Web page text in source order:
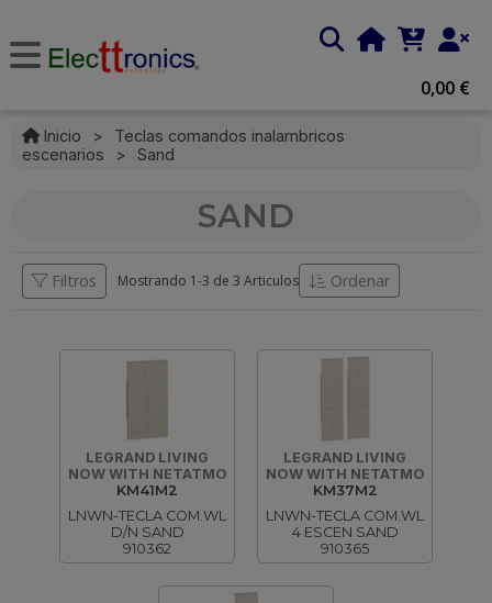
0,00 €
Inicio >
Teclas comandos inalambricos
escenarios
> Sand
SAND
Filtros Mostrando 1-3 de 3 Articulos Ordenar
LEGRAND LIVING
NOW WITH NETATMO
KM41M2
LNWN-TECLA COM.WL
D/N SAND
910362
LEGRAND LIVING
NOW WITH NETATMO
KM37M2
LNWN-TECLA COM.WL
4 ESCEN SAND
910365